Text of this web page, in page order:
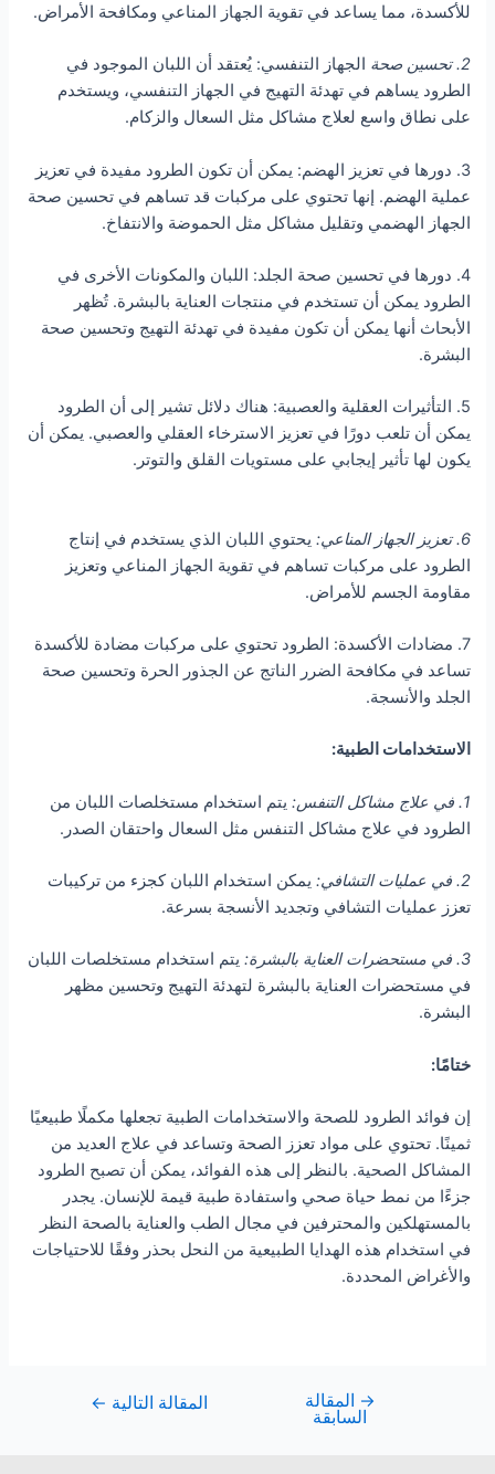
للأكسدة، مما يساعد في تقوية الجهاز المناعي ومكافحة الأمراض.
2. تحسين صحة
الجهاز التنفسي: يُعتقد أن اللبان الموجود في
الطرود يساهم في تهدئة التهيج في الجهاز التنفسي، ويستخدم
على نطاق واسع لعلاج مشاكل مثل السعال والزكام.
3. دورها في تعزيز الهضم: يمكن أن تكون الطرود مفيدة في تعزيز
عملية الهضم. إنها تحتوي على مركبات قد تساهم في تحسين صحة
الجهاز الهضمي وتقليل مشاكل مثل الحموضة والانتفاخ.
4. دورها في تحسين صحة الجلد: اللبان والمكونات الأخرى في
الطرود يمكن أن تستخدم في منتجات العناية بالبشرة. تُظهر
الأبحاث أنها يمكن أن تكون مفيدة في تهدئة التهيج وتحسين صحة
البشرة.
5. التأثيرات العقلية والعصبية: هناك دلائل تشير إلى أن الطرود
يمكن أن تلعب دورًا في تعزيز الاسترخاء العقلي والعصبي. يمكن أن
يكون لها تأثير إيجابي على مستويات القلق والتوتر.
6. تعزيز الجهاز المناعي:
يحتوي اللبان الذي يستخدم في إنتاج
الطرود على مركبات تساهم في تقوية الجهاز المناعي وتعزيز
مقاومة الجسم للأمراض.
7. مضادات الأكسدة: الطرود تحتوي على مركبات مضادة للأكسدة
تساعد في مكافحة الضرر الناتج عن الجذور الحرة وتحسين صحة
الجلد والأنسجة.
الاستخدامات الطبية:
1. في علاج مشاكل التنفس:
يتم استخدام مستخلصات اللبان من
الطرود في علاج مشاكل التنفس مثل السعال واحتقان الصدر.
2. في عمليات التشافي:
يمكن استخدام اللبان كجزء من تركيبات
تعزز عمليات التشافي وتجديد الأنسجة بسرعة.
3. في مستحضرات العناية بالبشرة:
يتم استخدام مستخلصات اللبان
في مستحضرات العناية بالبشرة لتهدئة التهيج وتحسين مظهر
البشرة.
ختامًا:
إن فوائد الطرود للصحة والاستخدامات الطبية تجعلها مكملًا طبيعيًا
ثمينًا. تحتوي على مواد تعزز الصحة وتساعد في علاج العديد من
المشاكل الصحية. بالنظر إلى هذه الفوائد، يمكن أن تصبح الطرود
جزءًا من نمط حياة صحي واستفادة طبية قيمة للإنسان. يجدر
بالمستهلكين والمحترفين في مجال الطب والعناية بالصحة النظر
في استخدام هذه الهدايا الطبيعية من النحل بحذر وفقًا للاحتياجات
والأغراض المحددة.
→ المقالة
السابقة
المقالة التالية ←